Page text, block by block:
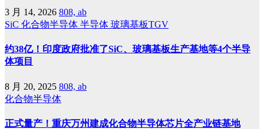
3 月 14, 2026 808, ab
SiC 化合物半导体 半导体 玻璃基板TGV
约38亿！印度政府批准了SiC、玻璃基板生产基地等4个半导
体项目
8 月 20, 2025 808, ab
化合物半导体
正式量产！重庆万州建成化合物半导体芯片全产业链基地